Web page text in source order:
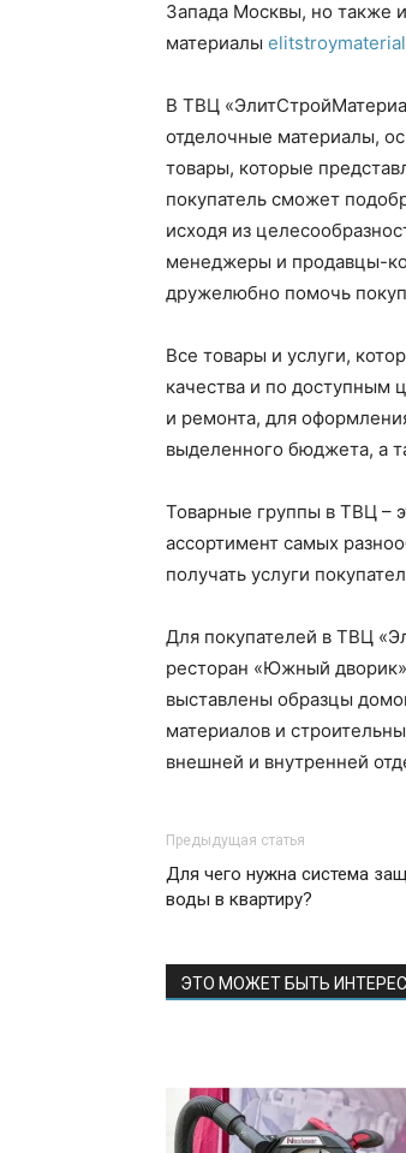
Запада Москвы, но также
материалы
В ТВЦ
отделочные материалы,
товары, которые
покупатель сможет
исходя из
менеджеры и продавцы-
дружелюбно помочь
Все товары и услуги,
качества и по доступным
и ремонта, для
выделенного бюджета, а
Товарные группы в ТВЦ –
ассортимент самых
получать услуги
Для покупателей в ТВЦ
ресторан «Южный
выставлены образцы
материалов и
внешней и внутренней
Предыдущая статья
Для чего нужна система
воды в квартиру?
ЭТО МОЖЕТ БЫТЬ